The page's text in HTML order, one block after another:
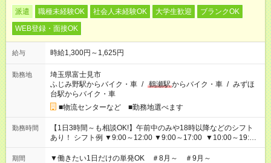
派遣 職種未経験OK 社会人未経験OK 大学生歓迎
ブランクOK
WEB登録・面接OK
給与 時給1,300円～1,625円
勤務地
埼玉県富士見市
ふじみ野駅からバイク・車 / 鶴瀬駅からバイク・車 / みずほ
台駅からバイク・車
■物流センターなど ■勤務地選べます
勤務時間
【1日3時間～も相談OK!】午前中のみや18時以降などのシフト
あり！ シフト例 ▼9:00～12:00 ▼9:00～17:00 ▼10:00～19:00
▼18:00～21:00
期間 ▼働きたい1日だけの単発OK ＃8月～ ＃9月～